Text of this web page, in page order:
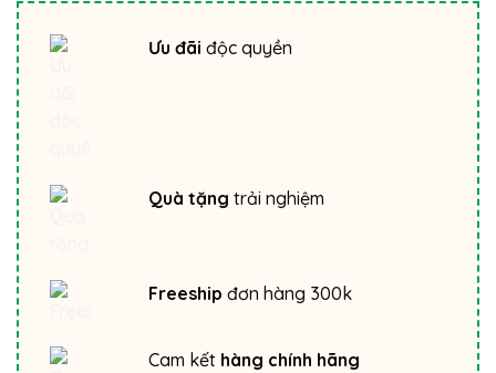
Ưu đãi độc quyền
Quà tặng trải nghiệm
Freeship đơn hàng 300k
Cam kết hàng chính hãng